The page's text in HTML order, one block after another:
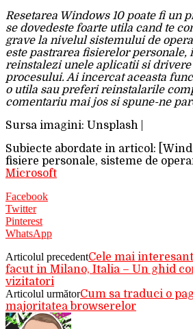
Resetarea Windows 10 poate fi un
se dovedeste foarte utila cand te
grave la nivelul sistemului de
este pastrarea fisierelor personale,
reinstalezi unele aplicatii si
procesului. Ai incercat aceasta
o utila sau preferi reinstalarile
comentariu mai jos si spune-ne
Sursa imagini: Unsplash |
Subiecte abordate in articol:
fisiere personale, sisteme de
Microsoft
Facebook
Twitter
Pinterest
WhatsApp
Articolul precedentCele mai
facut in Milano, Italia – Un ghid
vizitatori
Articolul următorCum sa traduci o
majoritatea browserelor